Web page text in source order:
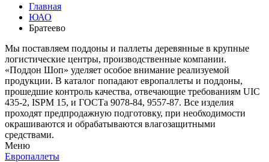
Главная
ЮАО
Братеево
Мы поставляем поддоны и паллеты деревянные в крупные
логистические центры, производственные компании.
«Поддон Шоп» уделяет особое внимание реализуемой
продукции. В каталог попадают европаллеты и поддоны,
прошедшие контроль качества, отвечающие требованиям UIC
435-2, ISPM 15, и ГОСТа 9078-84, 9557-87. Все изделия
проходят предпродажную подготовку, при необходимости
окрашиваются и обрабатываются влагозащитными
средствами.
Меню
Европаллеты